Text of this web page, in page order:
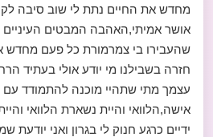
מחדש את החיים נתת לי שוב סיבה
אושר אמיתי,האהבה המבטים העיניים
שהעבירו בי צמרמורת כל פעם מחדש
חזרה בשבילנו מי יודע אולי בעתיד
עצמך מתי שתהיי מוכנה להתמודד
אישה,הלוואי והיית נשארת הלוואי
ידיים כרגע חנוק לי בגרון ואני יודעת